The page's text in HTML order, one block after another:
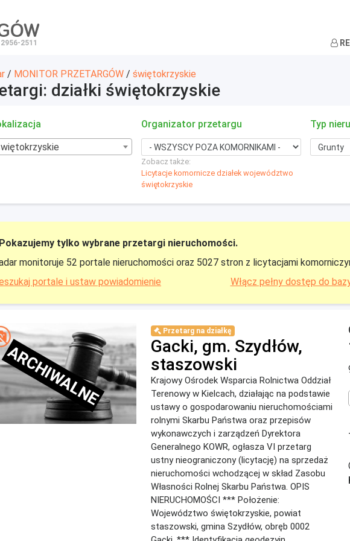
2511
/ MONITOR PRZETARGÓW / świętokrzyskie
działki świętokrzyskie
Organizator przetargu
Zobacz także:
Licytacje komornicze działek województwo
świętokrzyskie
Typ
tylko wybrane przetargi nieruchomości.
monitoruje 52 portale nieruchomości oraz 5027 stron z licytacjami
portale i ustaw powiadomienie
Włącz pełny dostęp do
ARCHIWALNE
Przetarg na działkę
Gacki, gm. Szydłów,
staszowski
Krajowy Ośrodek Wsparcia Rolnictwa Oddział
Terenowy w Kielcach, działając na podstawie
ustawy o gospodarowaniu nieruchomościami
rolnymi Skarbu Państwa oraz przepisów
wykonawczych i zarządzeń Dyrektora
Generalnego KOWR, ogłasza VI przetarg
ustny nieograniczony (licytację) na sprzedaż
nieruchomości wchodzącej w skład Zasobu
Własności Rolnej Skarbu Państwa. OPIS
NIERUCHOMOŚCI *** Położenie:
Województwo świętokrzyskie, powiat
staszowski, gmina Szydłów, obręb 0002